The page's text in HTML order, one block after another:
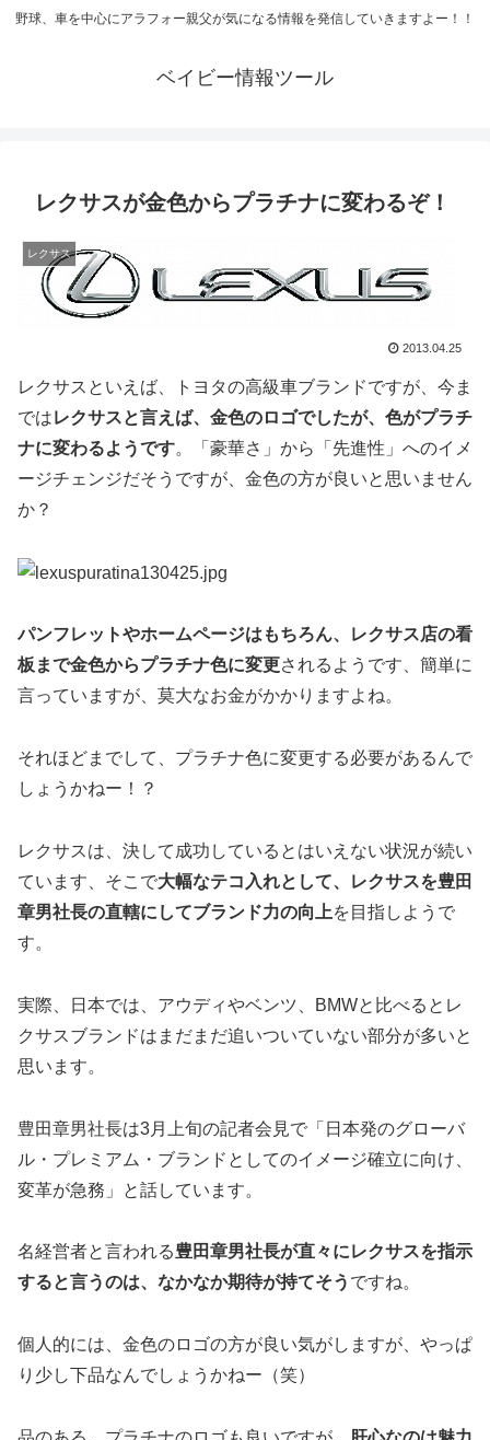
野球、車を中心にアラフォー親父が気になる情報を発信していきますよー！！
ベイビー情報ツール
レクサスが金色からプラチナに変わるぞ！
レクサス
2013.04.25
レクサスといえば、トヨタの高級車ブランドですが、今ま
ではレクサスと言えば、金色のロゴでしたが、色がプラチ
ナに変わるようです。「豪華さ」から「先進性」へのイメ
ージチェンジだそうですが、金色の方が良いと思いません
か？
パンフレットやホームページはもちろん、レクサス店の看
板まで金色からプラチナ色に変更されるようです、簡単に
言っていますが、莫大なお金がかかりますよね。
それほどまでして、プラチナ色に変更する必要があるんで
しょうかねー！？
レクサスは、決して成功しているとはいえない状況が続い
ています、そこで大幅なテコ入れとして、レクサスを豊田
章男社長の直轄にしてブランド力の向上を目指しようで
す。
実際、日本では、アウディやベンツ、BMWと比べるとレ
クサスブランドはまだまだ追いついていない部分が多いと
思います。
豊田章男社長は3月上旬の記者会見で「日本発のグローバ
ル・プレミアム・ブランドとしてのイメージ確立に向け、
変革が急務」と話しています。
名経営者と言われる豊田章男社長が直々にレクサスを指示
すると言うのは、なかなか期待が持てそう ですね。
個人的には、金色のロゴの方が良い気がしますが、やっぱ
り少し下品なんでしょうかねー（笑）